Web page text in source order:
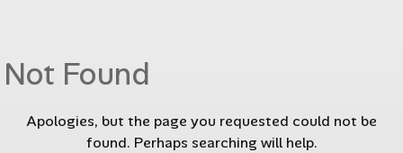
Not Found
Apologies, but the page you requested could not be
found. Perhaps searching will help.